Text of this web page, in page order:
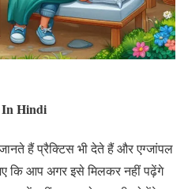
In Hindi
हैं प्रैक्टिस भी देते हैं और एग्जांपल
कि आप अगर इसे मिलकर नहीं पढ़ेंगे